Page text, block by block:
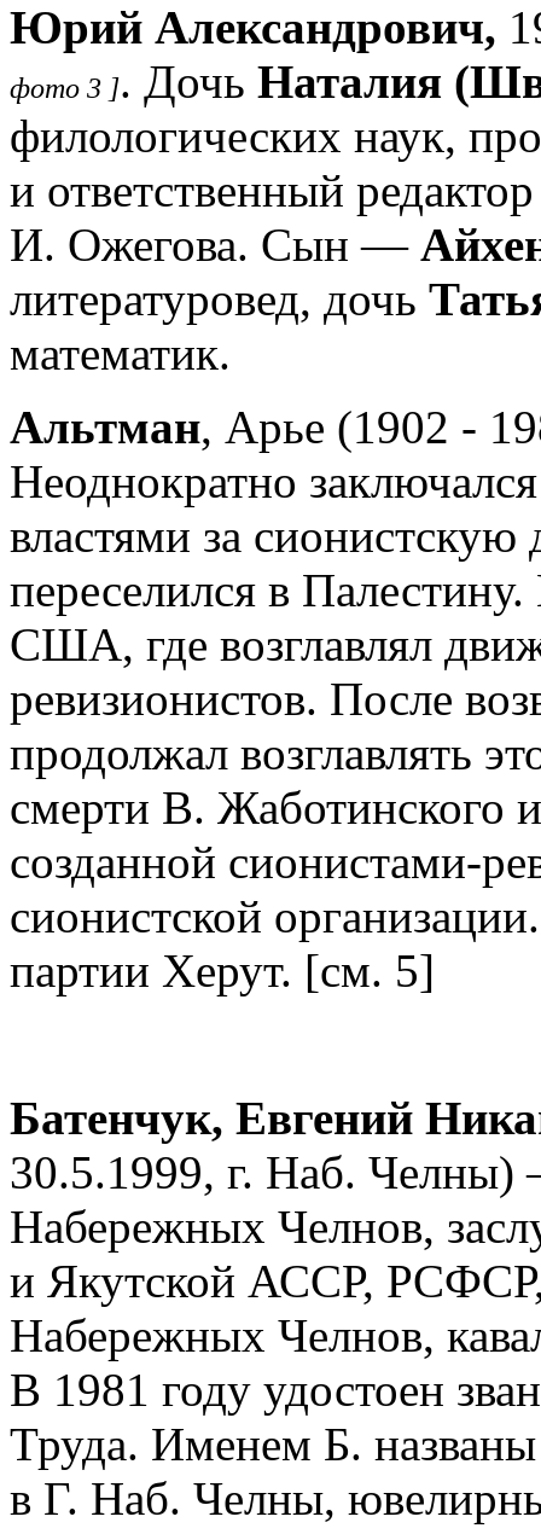
Юрий Александрович,
фото 3 ]. Дочь Наталия
филологических наук,
и ответственный
И. Ожегова. Сын —
литературовед, дочь
математик.
Альтман, Арье (1902 -
Неоднократно
властями за сионистскую
переселился в
США, где возглавлял
ревизионистов. После
продолжал возглавлять
смерти В. Жаботинского
созданной сионистами-
сионистской
партии Херут. [cм. 5]
Батенчук, Евгений
30.5.1999, г. Наб. Челны)
Набережных Челнов,
и Якутской АССР,
Набережных Челнов,
В 1981 году удостоен
Труда. Именем Б.
в Г. Наб. Челны,